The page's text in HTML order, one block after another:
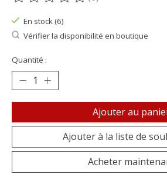
Ce produit est évalué à
En stock (6)
Vérifier la disponibilité en boutique
Quantité :
Ajouter au
Ajouter à la liste de
Acheter